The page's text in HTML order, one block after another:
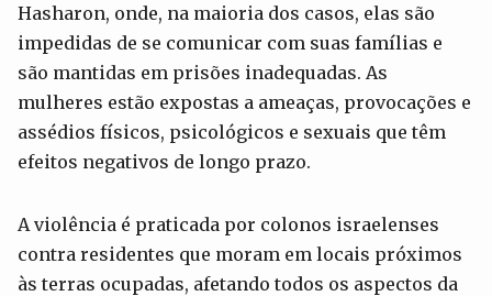
Hasharon, onde, na maioria dos casos, elas são
impedidas de se comunicar com suas famílias e
são mantidas em prisões inadequadas. As
mulheres estão expostas a ameaças, provocações e
assédios físicos, psicológicos e sexuais que têm
efeitos negativos de longo prazo.
A violência é praticada por colonos israelenses
contra residentes que moram em locais próximos
às terras ocupadas, afetando todos os aspectos da